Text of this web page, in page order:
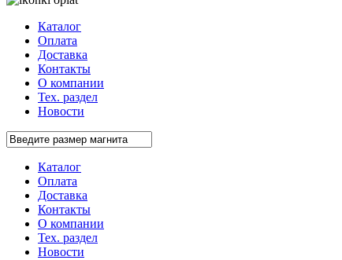
Каталог
Оплата
Доставка
Контакты
О компании
Тех. раздел
Новости
Каталог
Оплата
Доставка
Контакты
О компании
Тех. раздел
Новости